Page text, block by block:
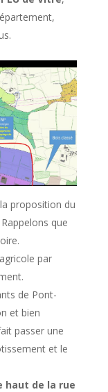
proposition du
que
par
de Pont-
et bien
passer une
et le
haut de la rue